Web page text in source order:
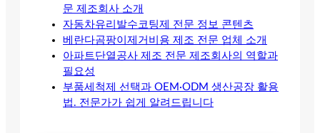
문 제조회사 소개
자동차유리발수코팅제 전문 정보 콘텐츠
베란다곰팡이제거비용 제조 전문 업체 소개
아파트단열공사 제조 전문 제조회사의 역할과
필요성
부품세척제 선택과 OEM·ODM 생산공장 활용
법. 전문가가 쉽게 알려드립니다